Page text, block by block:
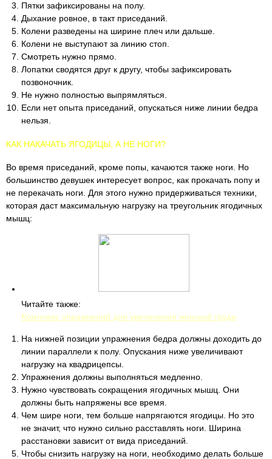
Пятки зафиксированы на полу.
Дыхание ровное, в такт приседаний.
Колени разведены на ширине плеч или дальше.
Колени не выступают за линию стоп.
Смотреть нужно прямо.
Лопатки сводятся друг к другу, чтобы зафиксировать
позвоночник.
Не нужно полностью выпрямляться.
Если нет опыта приседаний, опускаться ниже линии бедра
нельзя.
КАК НАКАЧАТЬ ЯГОДИЦЫ, А НЕ НОГИ?
Во время приседаний, кроме попы, качаются также ноги. Но
большинство девушек интересует вопрос, как прокачать попу и
не перекачать ноги. Для этого нужно придерживаться техники,
которая даст максимальную нагрузку на треугольник ягодичных
мышц:
Читайте также:
Комплекс упражнений для увеличения женской груди
На нижней позиции упражнения бедра должны доходить до
линии параллели к полу. Опускания ниже увеличивают
нагрузку на квадрицепсы.
Упражнения должны выполняться медленно.
Нужно чувствовать сокращения ягодичных мышц. Они
должны быть напряжены все время.
Чем шире ноги, тем больше напрягаются ягодицы. Но это
не значит, что нужно сильно расставлять ноги. Ширина
расстановки зависит от вида приседаний.
Чтобы снизить нагрузку на ноги, необходимо делать больше